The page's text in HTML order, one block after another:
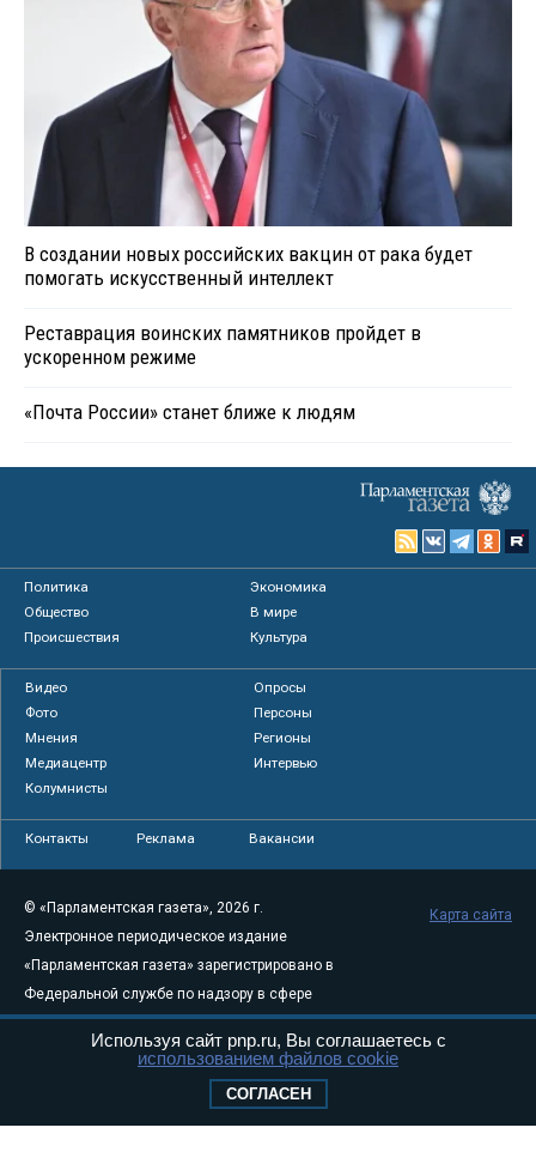
В создании новых российских вакцин от рака будет
помогать искусственный интеллект
Реставрация воинских памятников пройдет в
ускоренном режиме
«Почта России» станет ближе к людям
Политика
Экономика
Общество
В мире
Происшествия
Культура
Видео
Опросы
Фото
Персоны
Мнения
Регионы
Медиацентр
Интервью
Колумнисты
Контакты Реклама Вакансии
© «Парламентская газета», 2026 г.
Электронное периодическое издание
«Парламентская газета» зарегистрировано в
Федеральной службе по надзору в сфере
связи, информационных технологий и
массовых коммуникаций (Роскомнадзор) 05
Свидетельство о регистрации Эл № ФС77-
Карта сайта
Используя сайт pnp.ru, Вы соглашаетесь с
использованием файлов cookie
СОГЛАСЕН